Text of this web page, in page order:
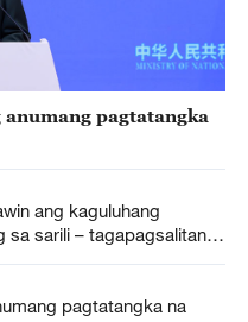
pagtatangka
ang kaguluhang
sa sarili – tagapagsalitang
pagtatangka na